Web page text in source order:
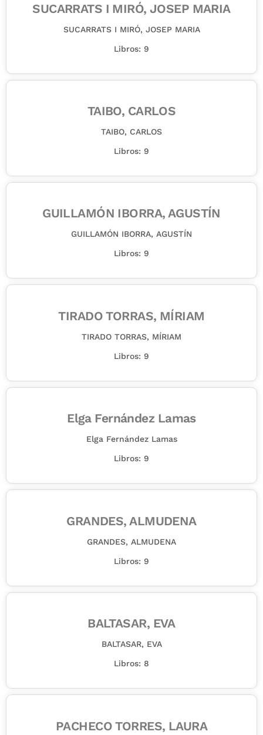
SUCARRATS I MIRÓ, JOSEP MARIA
SUCARRATS I MIRÓ, JOSEP MARIA
Libros: 9
TAIBO, CARLOS
TAIBO, CARLOS
Libros: 9
GUILLAMÓN IBORRA, AGUSTÍN
GUILLAMÓN IBORRA, AGUSTÍN
Libros: 9
TIRADO TORRAS, MÍRIAM
TIRADO TORRAS, MÍRIAM
Libros: 9
Elga Fernández Lamas
Elga Fernández Lamas
Libros: 9
GRANDES, ALMUDENA
GRANDES, ALMUDENA
Libros: 9
BALTASAR, EVA
BALTASAR, EVA
Libros: 8
PACHECO TORRES, LAURA